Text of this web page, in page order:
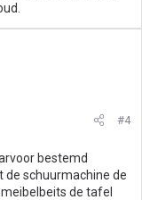
#4
bestemd
de schuurmachine de
de tafel